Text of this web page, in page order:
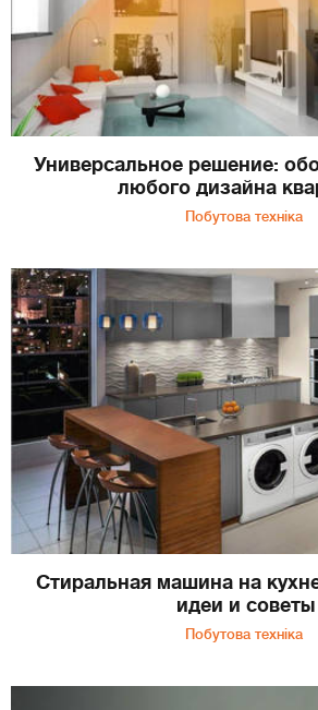
Универсальное решение:
любого дизайна
Побутова техніка
Стиральная машина на
идеи и советы
Побутова техніка